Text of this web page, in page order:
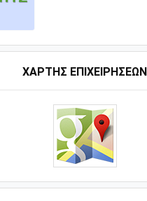
ΧΑΡΤΗΣ ΕΠΙΧΕΙΡΗΣΕΩΝ